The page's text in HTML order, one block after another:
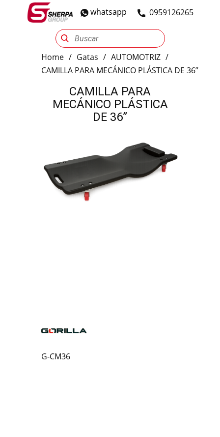
​0959126265
whatsapp
Sherpa Group Reencauche Automotriz
Home / Gatas / AUTOMOTRIZ /
CAMILLA PARA MECÁNICO PLÁSTICA DE 36”
CAMILLA PARA
MECÁNICO PLÁSTICA
DE 36”
G-CM36